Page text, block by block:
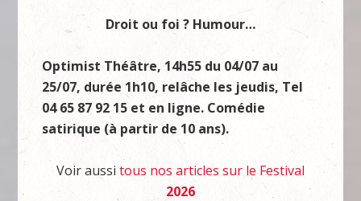
Droit ou foi ? Humour…
Optimist Théâtre, 14h55 du 04/07 au
25/07, durée 1h10, relâche les jeudis, Tel
04 65 87 92 15 et en ligne. Comédie
satirique (à partir de 10 ans).
Voir aussi tous nos articles sur le Festival
2026